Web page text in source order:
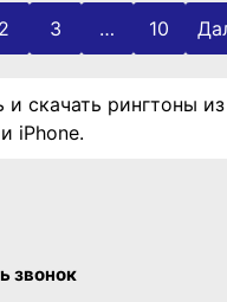
2 3 … 10
скачать рингтоны
iPhone.
звонок